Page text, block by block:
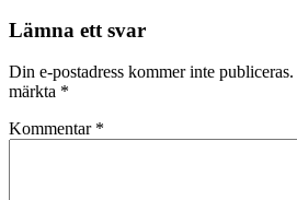
Lämna ett svar
Din e-postadress kommer inte publiceras.
märkta *
Kommentar *